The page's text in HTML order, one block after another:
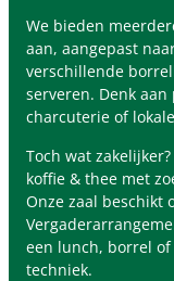
We bieden
aan, aangepast
verschillende
serveren. Denk
charcuterie of
Toch wat
koffie & thee met
Onze zaal beschikt
een lunch, borrel
techniek.